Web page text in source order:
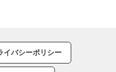
イバシーポリシー